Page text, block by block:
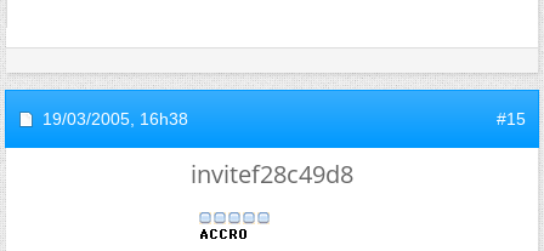
19/03/2005, 16h38 #15
invitef28c49d8